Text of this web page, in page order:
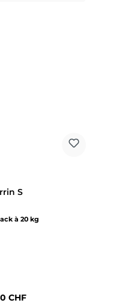
S
à 20 kg
Preis:
CHF